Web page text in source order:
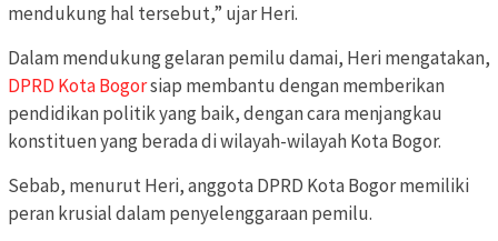
mendukung hal tersebut,” ujar Heri.
Dalam mendukung gelaran pemilu damai, Heri mengatakan,
DPRD Kota Bogorsiap membantu dengan memberikan
pendidikan politik yang baik, dengan cara menjangkau
konstituen yang berada di wilayah-wilayah Kota Bogor.
Sebab, menurut Heri, anggota DPRD Kota Bogor memiliki
peran krusial dalam penyelenggaraan pemilu.